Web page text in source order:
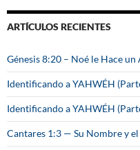
a
r
ARTÍCULOS RECIENTES
Génesis 8:20 – Noé le Hace
Identificando a YAHWÉH
Identificando a YAHWÉH
Cantares 1:3 — Su Nombre y